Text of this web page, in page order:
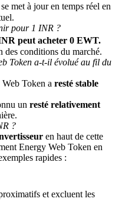
en espèces
met à jour en temps réel en
pour 1 INR ?
peut acheter 0 EWT.
conditions du marché.
Token a-t-il évolué au fil du
Token a resté stable
un resté relativement
?
en haut de cette
Energy Web Token en
rapides :
et excluent les